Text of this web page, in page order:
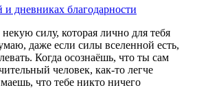
дневниках благодарности
силу, которая лично для тебя
даже если силы вселенной есть,
Когда осознаёшь, что ты сам
человек, как-то легче
что тебе никто ничего